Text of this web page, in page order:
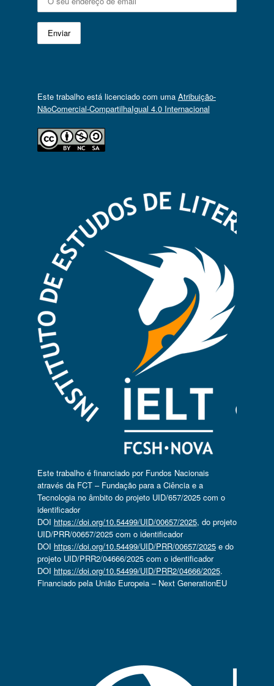
Este trabalho está licenciado com uma Atribuição-
NãoComercial-CompartilhaIgual 4.0 Internacional
Este trabalho é financiado por Fundos Nacionais
através da FCT – Fundação para a Ciência e a
Tecnologia no âmbito do projeto UID/657/2025 com o
identificador
DOI https://doi.org/10.54499/UID/00657/2025, do projeto
UID/PRR/00657/2025 com o identificador
DOI https://doi.org/10.54499/UID/PRR/00657/2025e do
projeto UID/PRR2/04666/2025 com o identificador
DOI https://doi.org/10.54499/UID/PRR2/04666/2025.
Financiado pela União Europeia – Next GenerationEU